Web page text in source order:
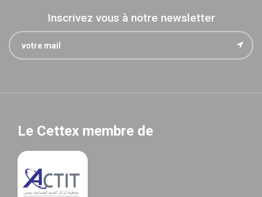
Inscrivez vous à notre newsletter
Le Cettex membre de